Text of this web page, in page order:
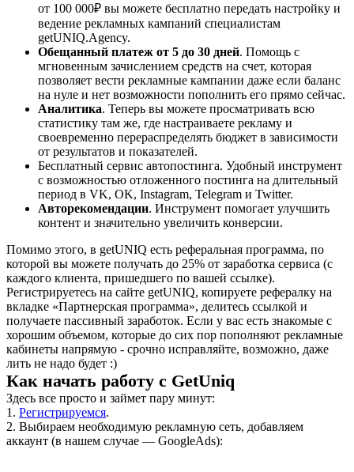
от 100 000₽ вы можете бесплатно передать настройку и
ведение рекламных кампаний специалистам
getUNIQ.Agency.
Обещанный платеж от 5 до 30 дней. Помощь с
мгновенным зачислением средств на счет, которая
позволяет вести рекламные кампании даже если баланс
на нуле и нет возможности пополнить его прямо сейчас.
Аналитика. Теперь вы можете просматривать всю
статистику там же, где настраиваете рекламу и
своевременно перераспределять бюджет в зависимости
от результатов и показателей.
Бесплатный сервис автопостинга. Удобный инструмент
с возможностью отложенного постинга на длительный
период в VK, OK, Instagram, Telegram и Twitter.
Авторекомендации. Инструмент помогает улучшить
контент и значительно увеличить конверсии.
Помимо этого, в getUNIQ есть реферальная программа, по
которой вы можете получать до 25% от заработка сервиса (с
каждого клиента, пришедшего по вашей ссылке).
Регистрируетесь на сайте getUNIQ, копируете рефералку на
вкладке «Партнерская программа», делитесь ссылкой и
получаете пассивный заработок. Если у вас есть знакомые с
хорошим объемом, которые до сих пор пополняют рекламные
кабинеты напрямую - срочно исправляйте, возможно, даже
лить не надо будет :)
Как начать работу с GetUniq
Здесь все просто и займет пару минут:
1. Регистрируемся.
2. Выбираем необходимую рекламную сеть, добавляем
аккаунт (в нашем случае — GoogleAds):